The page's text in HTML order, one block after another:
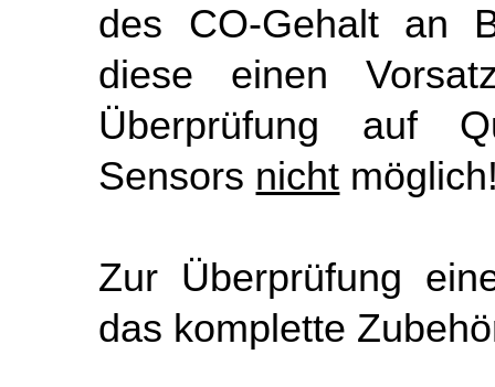
des CO-Gehalt an
diese einen
Überprüfung auf
Sensors nicht
Zur Überprüfung
das komplette